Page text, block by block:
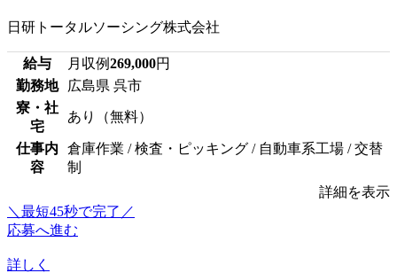
日研トータルソーシング株式会社
給与 月収例269,000円
勤務地
広島県 呉市
寮・社
宅
あり（無料）
仕事内
容
倉庫作業 / 検査・ピッキング / 自動車系工場 / 交替
制
詳細を表示
＼最短45秒で完了／
応募へ進む
詳しく